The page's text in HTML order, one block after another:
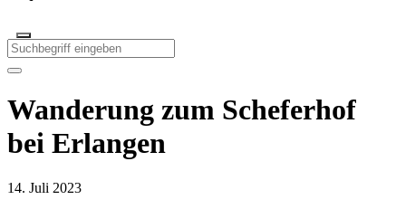
Wanderung zum Scheferhof
bei Erlangen
14. Juli 2023